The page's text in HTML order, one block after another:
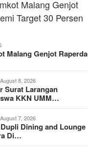
Malang Genjot Raperda
August 8, 2026
Surat Larangan
KKN UMM…
August 7, 2026
Dining and Lounge
Di…